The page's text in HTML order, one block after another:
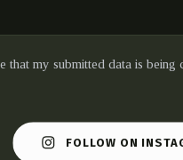
that my submitted data is being
FOLLOW ON